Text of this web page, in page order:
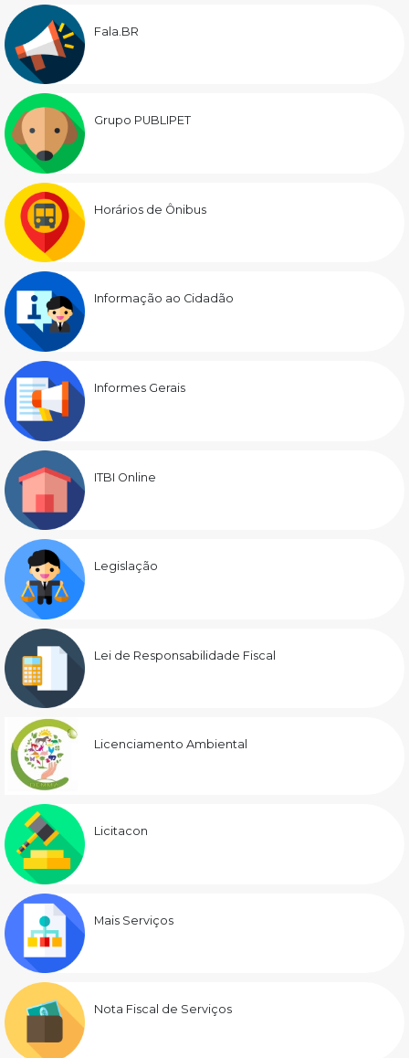
Fala.BR
Grupo PUBLIPET
Horários de Ônibus
Informação ao Cidadão
Informes Gerais
ITBI Online
Legislação
Lei de Responsabilidade Fiscal
Licenciamento Ambiental
Licitacon
Mais Serviços
Nota Fiscal de Serviços